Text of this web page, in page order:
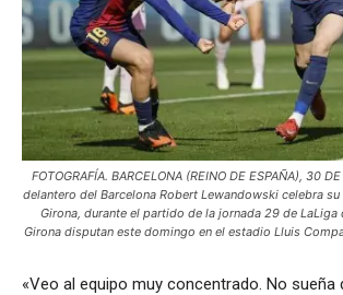
FOTOGRAFÍA. BARCELONA (REINO DE ESPAÑA), 30
delantero del Barcelona Robert Lewandowski celebra
Girona, durante el partido de la jornada 29 de LaLiga
Girona disputan este domingo en el estadio Lluis
«Veo al equipo muy concentrado. No sueña